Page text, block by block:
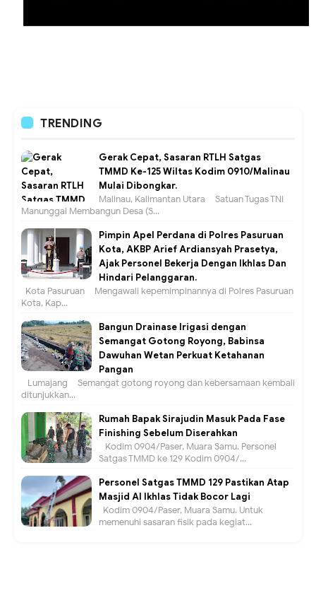
TRENDING
Gerak Cepat, Sasaran RTLH Satgas
TMMD Ke-125 Wiltas Kodim 0910/Malinau
Mulai Dibongkar.
Malinau, Kalimantan Utara – Satuan Tugas TNI
Manunggal Membangun Desa (S...
Pimpin Apel Perdana di Polres Pasuruan
Kota, AKBP Arief Ardiansyah Prasetya,
Ajak Personel Bekerja Dengan Ikhlas Dan
Hindari Pelanggaran.
Kota Pasuruan – Mengawali kepemimpinannya di Polres Pasuruan
Kota, Kap...
Bangun Drainase Irigasi dengan
Semangat Gotong Royong, Babinsa
Dawuhan Wetan Perkuat Ketahanan
Pangan
Lumajang – Semangat gotong royong dan kebersamaan kembali
ditunjukkan...
Rumah Bapak Sirajudin Masuk Pada Fase
Finishing Sebelum Diserahkan
Kodim 0904/Paser, Muara Samu. Personel
Satgas TMMD ke 129 Kodim 0904/...
Personel Satgas TMMD 129 Pastikan Atap
Masjid Al Ikhlas Tidak Bocor Lagi
Kodim 0904/Paser, Muara Samu. Untuk
memenuhi sasaran fisik pada kegiat...